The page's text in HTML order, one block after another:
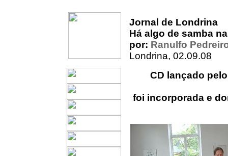
Jornal de Londrina
Há algo de samba
por: Ranulfo
Londrina, 02.09.08
CD lançado
foi incorporada e